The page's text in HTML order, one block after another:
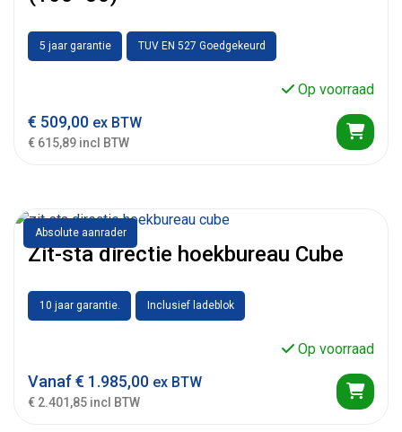
5 jaar garantie TUV EN 527 Goedgekeurd
Op voorraad
€ 509,00 ex BTW
€ 615,89 incl BTW
Absolute aanrader
Zit-sta directie hoekbureau Cube
10 jaar garantie. Inclusief ladeblok
Op voorraad
Vanaf€ 1.985,00 ex BTW
€ 2.401,85 incl BTW